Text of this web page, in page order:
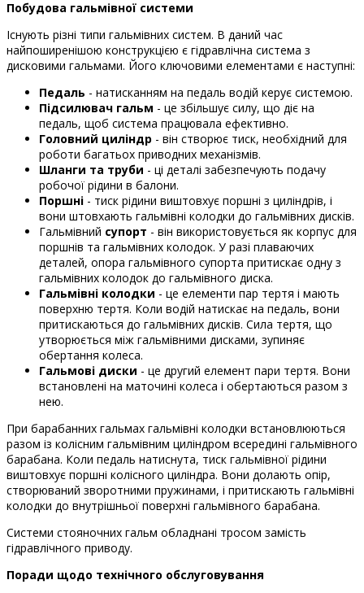
Побудова гальмівної системи
Існують різні типи гальмівних систем. В даний час
найпоширенішою конструкцією є гідравлічна система з
дисковими гальмами. Його ключовими елементами є наступні:
Педаль - натисканням на педаль водій керує системою.
Підсилювач гальм - це збільшує силу, що діє на
педаль, щоб система працювала ефективно.
Головний циліндр - він створює тиск, необхідний для
роботи багатьох приводних механізмів.
Шланги та труби - ці деталі забезпечують подачу
робочої рідини в балони.
Поршні - тиск рідини виштовхує поршні з циліндрів, і
вони штовхають гальмівні колодки до гальмівних дисків.
Гальмівний супорт - він використовується як корпус для
поршнів та гальмівних колодок. У разі плаваючих
деталей, опора гальмівного супорта притискає одну з
гальмівних колодок до гальмівного диска.
Гальмівні колодки - це елементи пар тертя і мають
поверхню тертя. Коли водій натискає на педаль, вони
притискаються до гальмівних дисків. Сила тертя, що
утворюється між гальмівними дисками, зупиняє
обертання колеса.
Гальмові диски - це другий елемент пари тертя. Вони
встановлені на маточині колеса і обертаються разом з
нею.
При барабанних гальмах гальмівні колодки встановлюються
разом із колісним гальмівним циліндром всередині гальмівного
барабана. Коли педаль натиснута, тиск гальмівної рідини
виштовхує поршні колісного циліндра. Вони долають опір,
створюваний зворотними пружинами, і притискають гальмівні
колодки до внутрішньої поверхні гальмівного барабана.
Системи стояночних гальм обладнані тросом замість
гідравлічного приводу.
Поради щодо технічного обслуговування